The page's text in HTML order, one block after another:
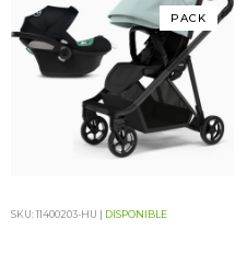
SKU: 11400203-HU | DISPONIBLE
PACK